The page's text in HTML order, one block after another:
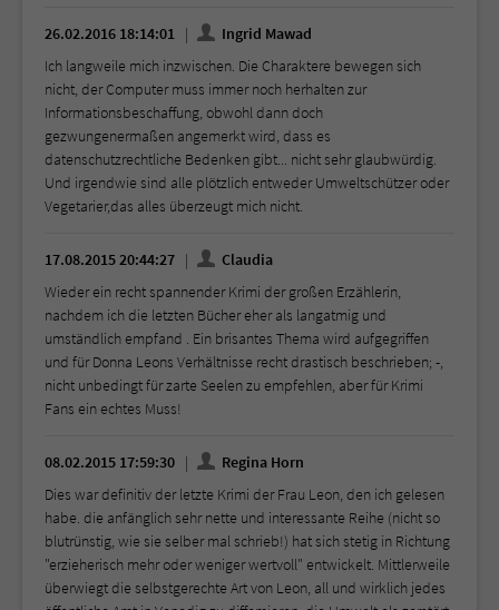
26.02.2016 18:14:01
Ingrid Mawad
Ich langweile mich inzwischen. Die Charaktere bewegen sich
nicht, der Computer muss immer noch herhalten zur
Informationsbeschaffung, obwohl dann doch
gezwungenermaßen angemerkt wird, dass es
datenschutzrechtliche Bedenken gibt... nicht sehr glaubwürdig.
Und irgendwie sind alle plötzlich entweder Umweltschützer oder
Vegetarier,das alles überzeugt mich nicht.
17.08.2015 20:44:27
Claudia
Wieder ein recht spannender Krimi der großen Erzählerin,
nachdem ich die letzten Bücher eher als langatmig und
umständlich empfand . Ein brisantes Thema wird aufgegriffen
und für Donna Leons Verhältnisse recht drastisch beschrieben; -,
nicht unbedingt für zarte Seelen zu empfehlen, aber für Krimi
Fans ein echtes Muss!
08.02.2015 17:59:30
Regina Horn
Dies war definitiv der letzte Krimi der Frau Leon, den ich gelesen
habe. die anfänglich sehr nette und interessante Reihe (nicht so
blutrünstig, wie sie selber mal schrieb!) hat sich stetig in Richtung
"erzieherisch mehr oder weniger wertvoll" entwickelt. Mittlerweile
überwiegt die selbstgerechte Art von Leon, all und wirklich jedes